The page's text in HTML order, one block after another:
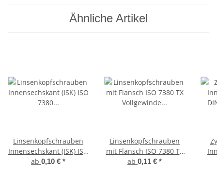
Ähnliche Artikel
Linsenkopfschrauben
Innensechskant (ISK) ISO
7380 Edelstahl A2
ab 0,10 € *
Linsenkopfschrauben
mit Flansch ISO 7380 TX
Vollgewinde Edelstahl
ab 0,11 € *